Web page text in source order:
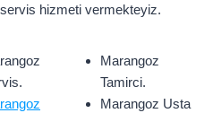
hizmeti vermekteyiz.
Marangoz
Tamirci.
Marangoz Usta